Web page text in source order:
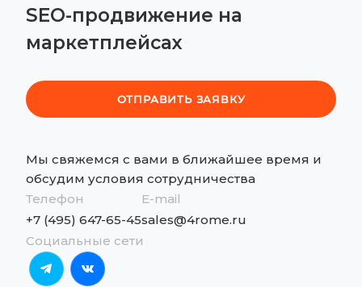
SEO-продвижение на
маркетплейсах
ОТПРАВИТЬ ЗАЯВКУ
Мы свяжемся с вами в ближайшее время и
обсудим условия сотрудничества
Телефон
+7 (495) 647-65-45
E-mail
sales@4rome.ru
Социальные сети